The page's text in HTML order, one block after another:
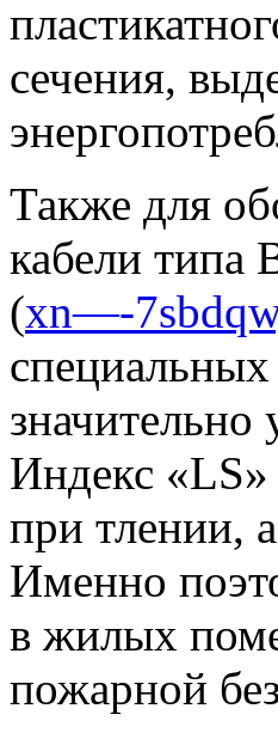
сечения,
Также для
кабели
(xn—-
значительно
Индекс «LS»
при тлении,
Именно
в жилых
пожарной